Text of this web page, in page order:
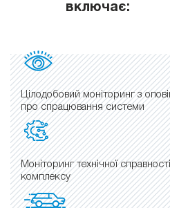
включає:
Цілодобовий моніторинг з
про спрацювання системи
Моніторинг технічної
комплексу